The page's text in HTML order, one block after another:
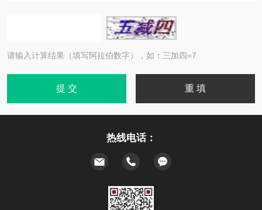
请输入计算结果（填写阿拉伯数字），如：三加四=7
热线电话：